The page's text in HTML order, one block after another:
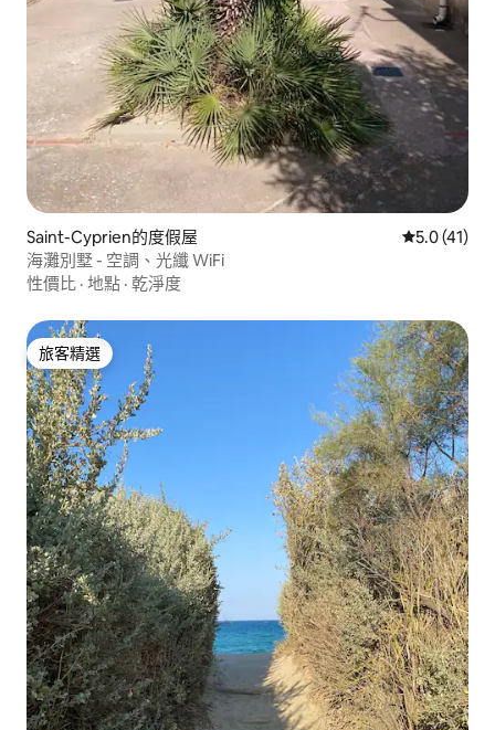
Saint-Cyprien的度假屋 從 41 則評
5.0 (41)
海灘別墅 - 空調、光纖 WiFi
性價比 · 地點 · 乾淨度
旅客精選
旅客精選